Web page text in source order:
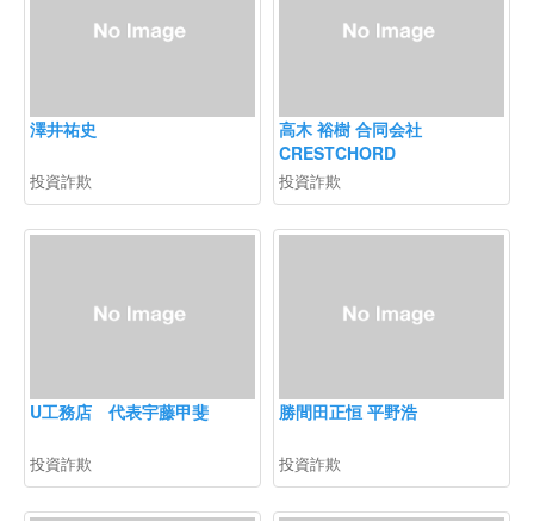
澤井祐史
投資詐欺
高木 裕樹 合同会社
CRESTCHORD
投資詐欺
U工務店 代表宇藤甲斐
投資詐欺
勝間田正恒 平野浩
投資詐欺